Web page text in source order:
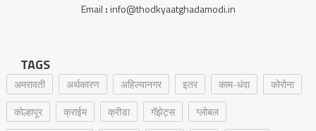
Email :info@thodkyaatghadamodi.in
TAGS
अमरावती अर्थकारण अहिल्यानगर इतर काम-धंदा
कोरोना
कोल्हापूर
क्राईम क्रीडा गॅझेट्स
ग्लोबल